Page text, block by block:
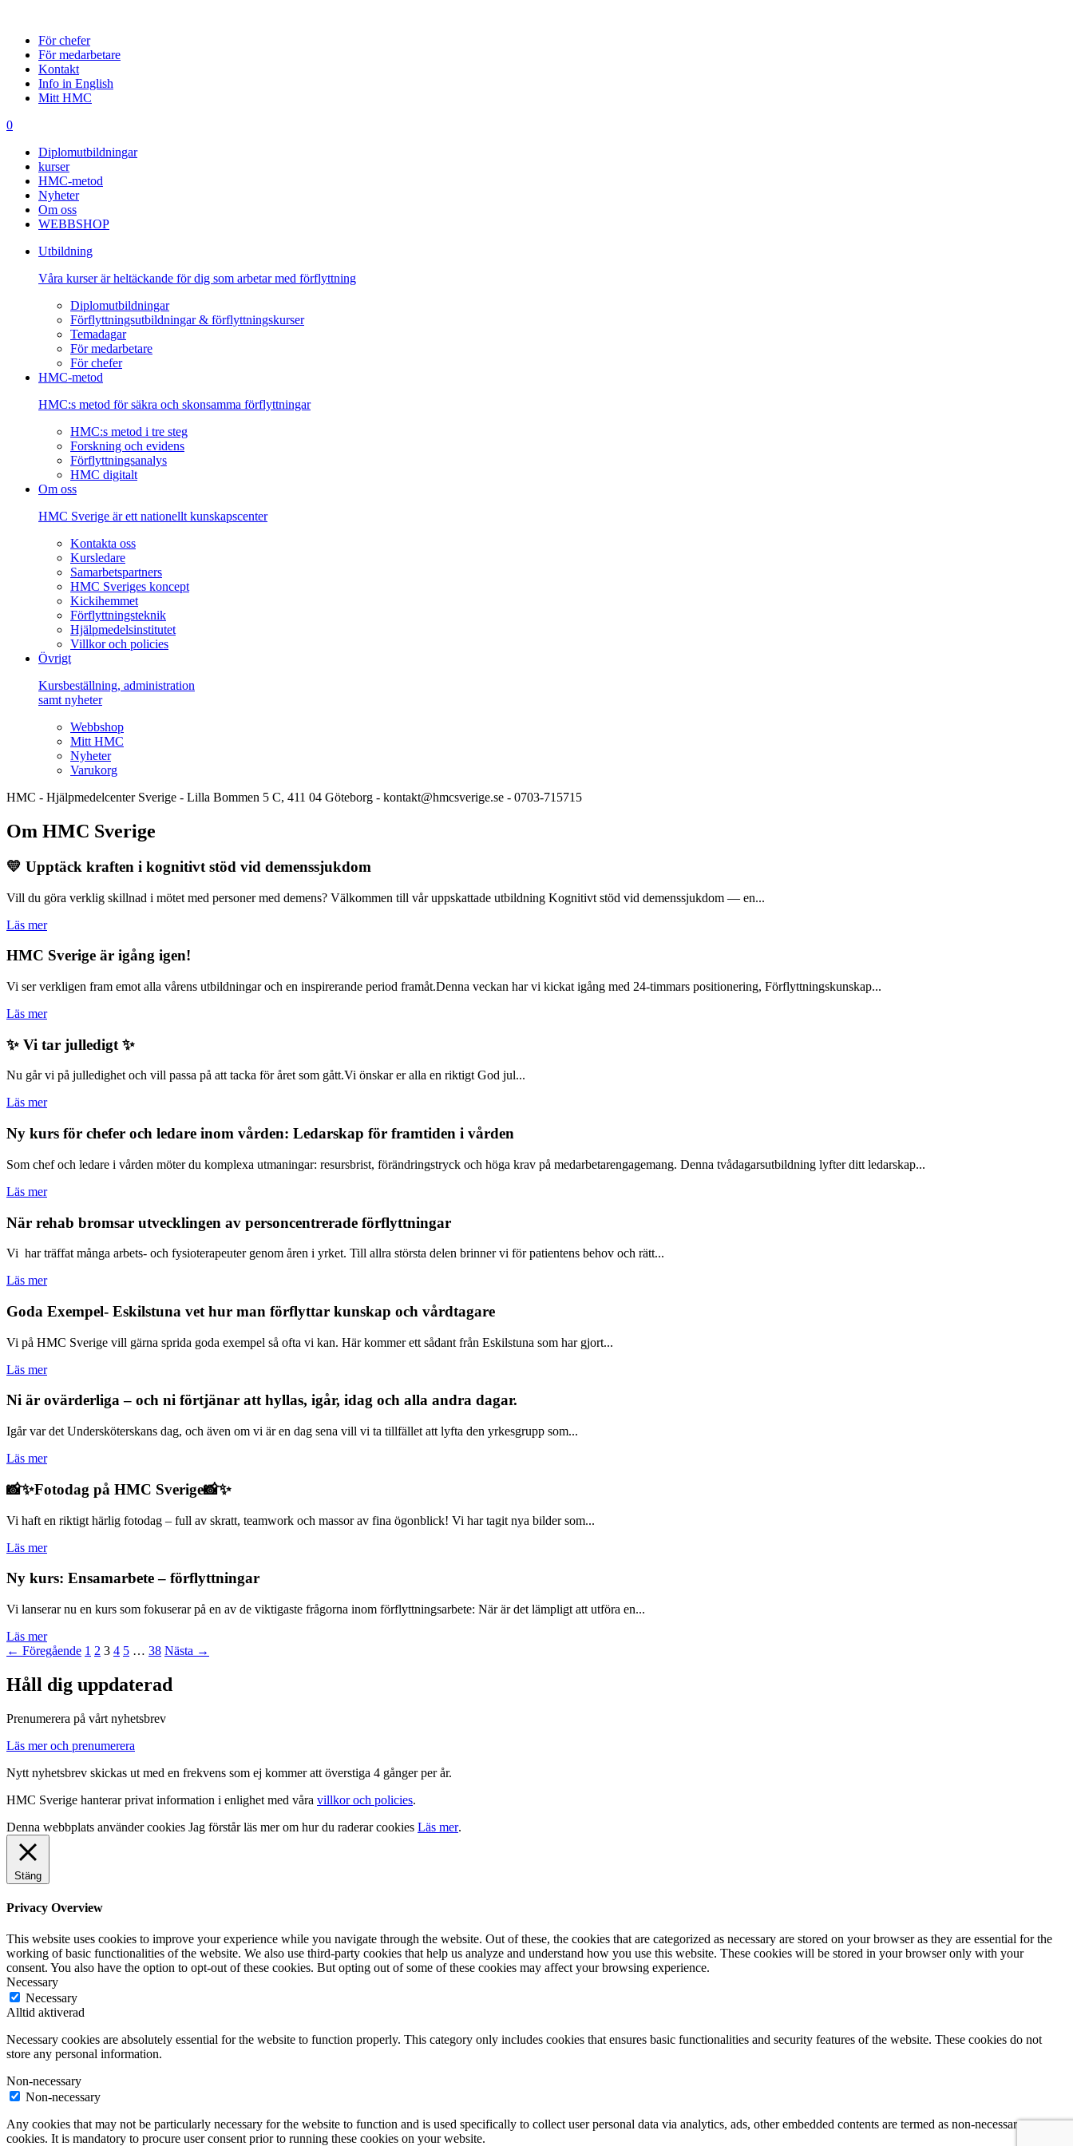
För chefer
För medarbetare
Kontakt
Info in English
Mitt HMC
0
Diplomutbildningar
kurser
HMC-metod
Nyheter
Om oss
WEBBSHOP
Utbildning
Våra kurser är heltäckande för dig som arbetar med förflyttning
Diplomutbildningar
Förflyttningsutbildningar & förflyttningskurser
Temadagar
För medarbetare
För chefer
HMC-metod
HMC:s metod för säkra och skonsamma förflyttningar
HMC:s metod i tre steg
Forskning och evidens
Förflyttningsanalys
HMC digitalt
Om oss
HMC Sverige är ett nationellt kunskapscenter
Kontakta oss
Kursledare
Samarbetspartners
HMC Sveriges koncept
Kickihemmet
Förflyttningsteknik
Hjälpmedelsinstitutet
Villkor och policies
Övrigt
Kursbeställning, administration
samt nyheter
Webbshop
Mitt HMC
Nyheter
Varukorg
HMC - Hjälpmedelcenter Sverige - Lilla Bommen 5 C, 411 04 Göteborg - kontakt@hmcsverige.se - 0703-715715
Om HMC Sverige
💛 Upptäck kraften i kognitivt stöd vid demenssjukdom
Vill du göra verklig skillnad i mötet med personer med demens? Välkommen till vår uppskattade utbildning Kognitivt stöd vid demenssjukdom — en...
Läs mer
HMC Sverige är igång igen!
Vi ser verkligen fram emot alla vårens utbildningar och en inspirerande period framåt.Denna veckan har vi kickat igång med 24-timmars positionering, Förflyttningskunskap...
Läs mer
✨ Vi tar julledigt ✨
Nu går vi på julledighet och vill passa på att tacka för året som gått.Vi önskar er alla en riktigt God jul...
Läs mer
Ny kurs för chefer och ledare inom vården: Ledarskap för framtiden i vården
Som chef och ledare i vården möter du komplexa utmaningar: resursbrist, förändringstryck och höga krav på medarbetarengagemang. Denna tvådagarsutbildning lyfter ditt ledarskap...
Läs mer
När rehab bromsar utvecklingen av personcentrerade förflyttningar
Vi har träffat många arbets- och fysioterapeuter genom åren i yrket. Till allra största delen brinner vi för patientens behov och rätt...
Läs mer
Goda Exempel- Eskilstuna vet hur man förflyttar kunskap och vårdtagare
Vi på HMC Sverige vill gärna sprida goda exempel så ofta vi kan. Här kommer ett sådant från Eskilstuna som har gjort...
Läs mer
Ni är ovärderliga – och ni förtjänar att hyllas, igår, idag och alla andra dagar.
Igår var det Undersköterskans dag, och även om vi är en dag sena vill vi ta tillfället att lyfta den yrkesgrupp som...
Läs mer
📸✨Fotodag på HMC Sverige📸✨
Vi haft en riktigt härlig fotodag – full av skratt, teamwork och massor av fina ögonblick! Vi har tagit nya bilder som...
Läs mer
Ny kurs: Ensamarbete – förflyttningar
Vi lanserar nu en kurs som fokuserar på en av de viktigaste frågorna inom förflyttningsarbete: När är det lämpligt att utföra en...
Läs mer
← Föregående 1 2 3 4 5 … 38 Nästa →
Håll dig uppdaterad
Prenumerera på vårt nyhetsbrev
Läs mer och prenumerera
Nytt nyhetsbrev skickas ut med en frekvens som ej kommer att överstiga 4 gånger per år.
HMC Sverige hanterar privat information i enlighet med våra villkor och policies.
Denna webbplats använder cookies Jag förstårläs mer om hur du raderar cookies Läs mer.
Stäng
Privacy Overview
This website uses cookies to improve your experience while you navigate through the website. Out of these, the cookies that are categorized as necessary are stored on your browser as they are essential for the
working of basic functionalities of the website. We also use third-party cookies that help us analyze and understand how you use this website. These cookies will be stored in your browser only with your
consent. You also have the option to opt-out of these cookies. But opting out of some of these cookies may affect your browsing experience.
Necessary
Necessary
Alltid aktiverad
Necessary cookies are absolutely essential for the website to function properly. This category only includes cookies that ensures basic functionalities and security features of the website. These cookies do not
store any personal information.
Non-necessary
Non-necessary
Any cookies that may not be particularly necessary for the website to function and is used specifically to collect user personal data via analytics, ads, other embedded contents are termed as non-necessary
cookies. It is mandatory to procure user consent prior to running these cookies on your website.